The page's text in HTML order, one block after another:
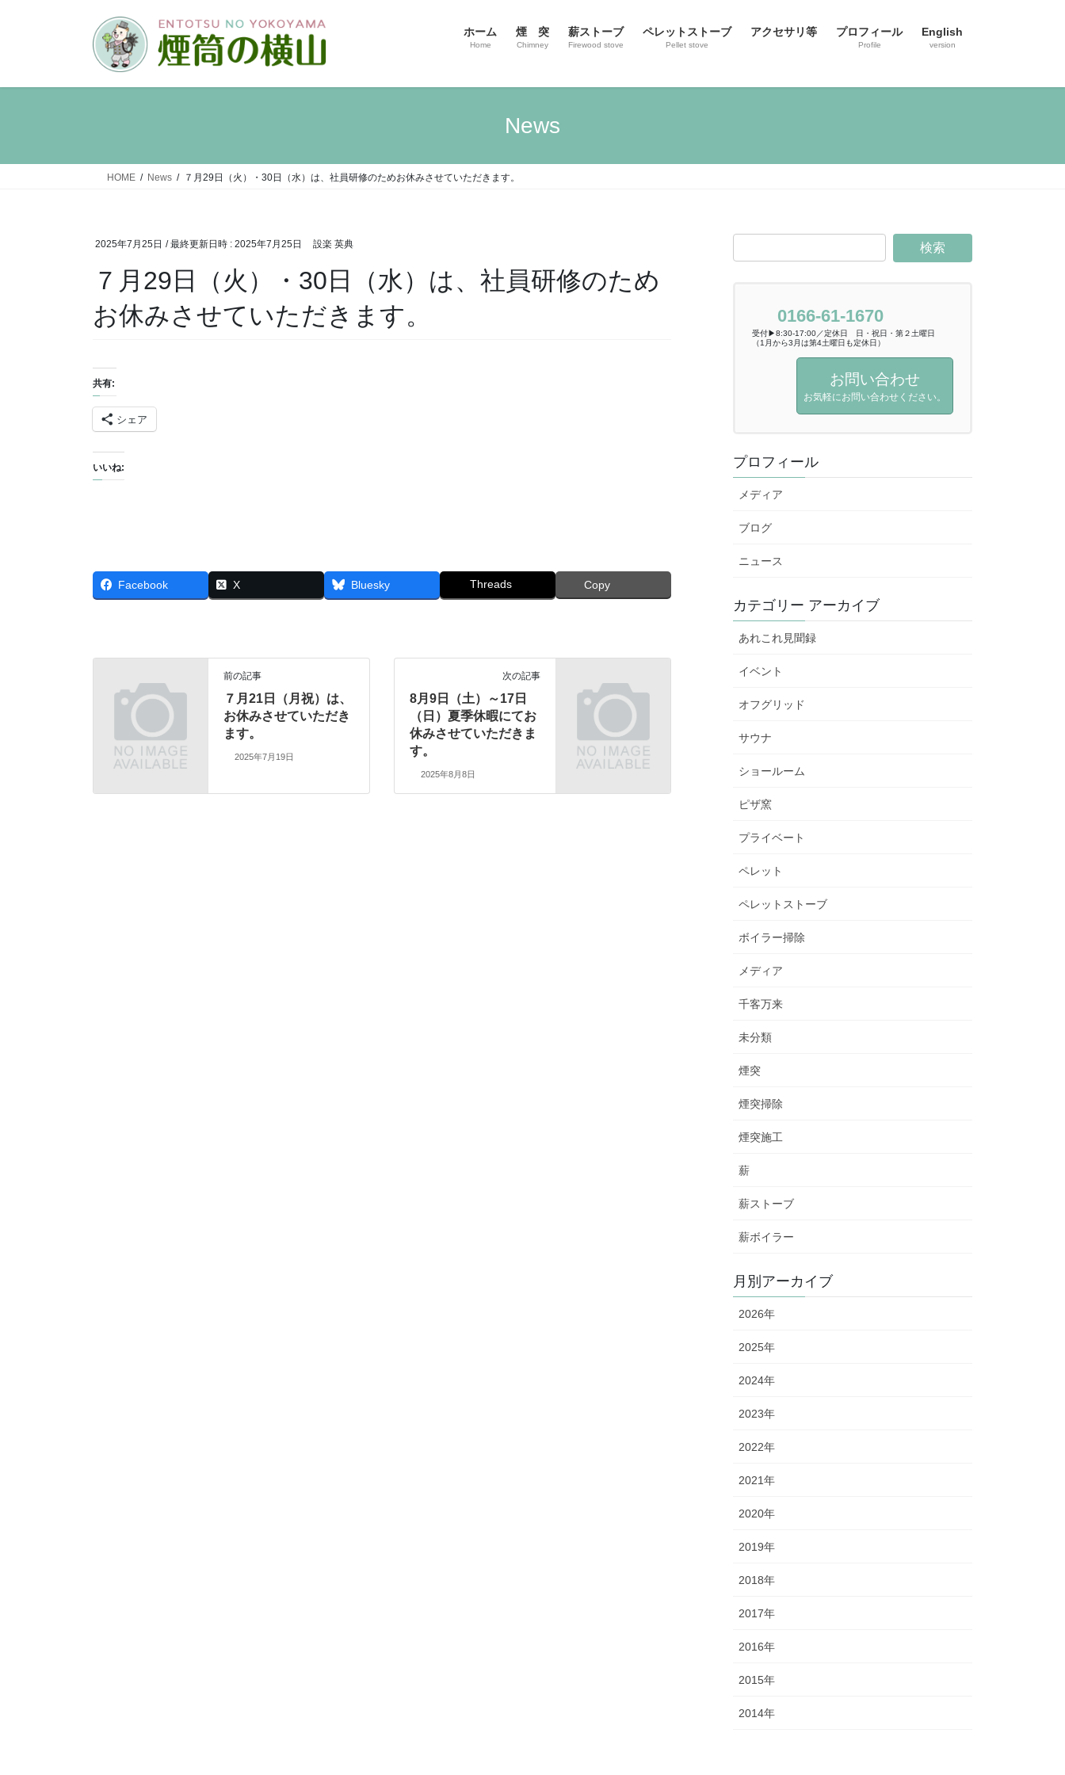
ホーム
Home
煙 突
Chimney
薪ストーブ
Firewood stove
ペレットストーブ
Pellet stove
アクセサリ等 プロフィール
Profile
English
version
News
HOME News ７月29日（火）・30日（水）は、社員研修のためお休みさせていただきます。
2025年7月25日 / 最終更新日時 : 2025年7月25日 設楽 英典
７月29日（火）・30日（水）は、社員研修のため
お休みさせていただきます。
共有:
シェア
いいね:
Facebook X Bluesky Threads Copy
前の記事
７月21日（月祝）は、
お休みさせていただき
ます。
2025年7月19日
次の記事
8月9日（土）～17日
（日）夏季休暇にてお
休みさせていただきま
す。
2025年8月8日
0166-61-1670
受付▶8:30-17:00／定休日 日・祝日・第２土曜日
（1月から3月は第4土曜日も定休日）
お問い合わせ
お気軽にお問い合わせください。
プロフィール
メディア
ブログ
ニュース
カテゴリー アーカイブ
あれこれ見聞録
イベント
オフグリッド
サウナ
ショールーム
ピザ窯
プライベート
ペレット
ペレットストーブ
ボイラー掃除
メディア
千客万来
未分類
煙突
煙突掃除
煙突施工
薪
薪ストーブ
薪ボイラー
月別アーカイブ
2026年
2025年
2024年
2023年
2022年
2021年
2020年
2019年
2018年
2017年
2016年
2015年
2014年